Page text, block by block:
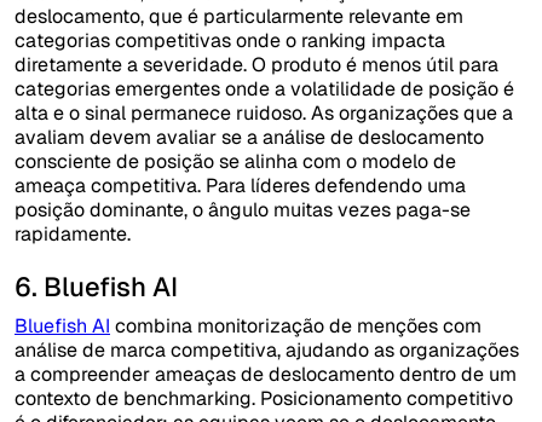
deslocamento, que é particularmente relevante em
categorias competitivas onde o ranking impacta
diretamente a severidade. O produto é menos útil para
categorias emergentes onde a volatilidade de posição é
alta e o sinal permanece ruidoso. As organizações que a
avaliam devem avaliar se a análise de deslocamento
consciente de posição se alinha com o modelo de
ameaça competitiva. Para líderes defendendo uma
posição dominante, o ângulo muitas vezes paga-se
rapidamente.
6. Bluefish AI
Bluefish AI combina monitorização de menções com
análise de marca competitiva, ajudando as organizações
a compreender ameaças de deslocamento dentro de um
contexto de benchmarking. Posicionamento competitivo